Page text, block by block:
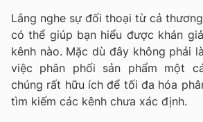
Lắng nghe sự đối thoại từ cả
có thể giúp bạn hiểu được khán
kênh nào. Mặc dù đây không phải
việc phân phối sản phẩm một
chúng rất hữu ích để tối đa hóa
tìm kiếm các kênh chưa xác định.